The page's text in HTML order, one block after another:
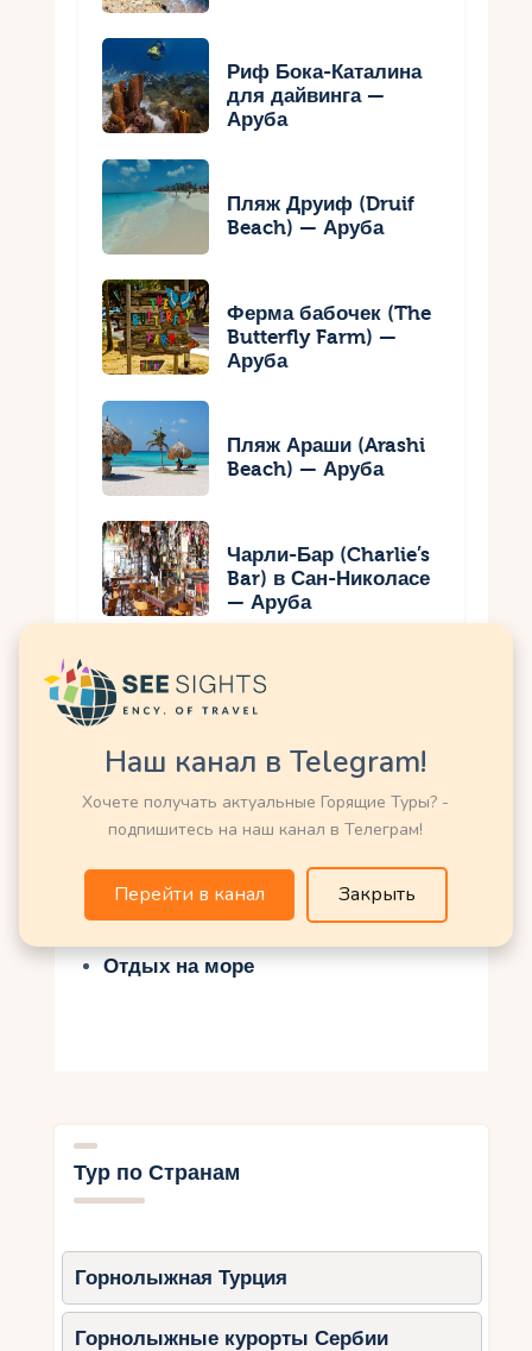
Риф Бока-Каталина
для дайвинга —
Аруба
Пляж Друиф (Druif
Beach) — Аруба
Ферма бабочек (The
Butterfly Farm) —
Аруба
Пляж Араши (Arashi
Beach) — Аруба
Чарли-Бар (Charlie’s
Bar) в Сан-Николасе
— Аруба
Возможно Вас заинтересует
еще:
Энциклопедия Курортов и Стран
Поиск туров онлайн
Экскурсионные туры
Горящие Туры
Отдых на море
Тур по Странам
Горнолыжная Турция
Горнолыжные курорты Сербии
Наш канал в Telegram!
Хочете получать актуальные Горящие Туры? -
подпишитесь на наш канал в Телеграм!
Перейти в канал Закрыть